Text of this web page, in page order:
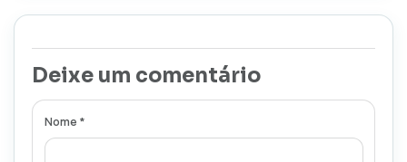
Deixe um comentário
Nome *